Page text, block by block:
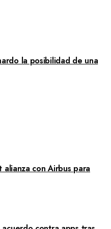
la posibilidad de una
alianza con Airbus para